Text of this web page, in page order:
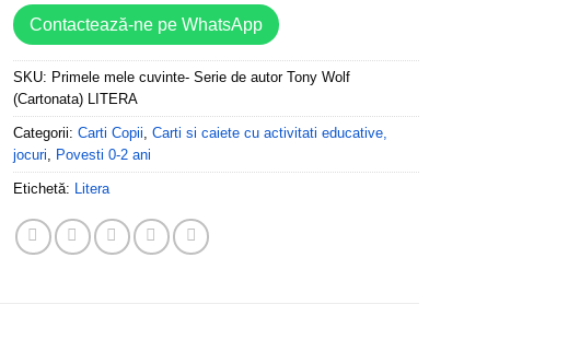
Contactează-ne pe WhatsApp
SKU: Primele mele cuvinte- Serie de autor Tony Wolf
(Cartonata) LITERA
Categorii:Carti Copii ,Carti si caiete cu activitati educative,
jocuri
Povesti 0-2 ani
Etichetă: Litera